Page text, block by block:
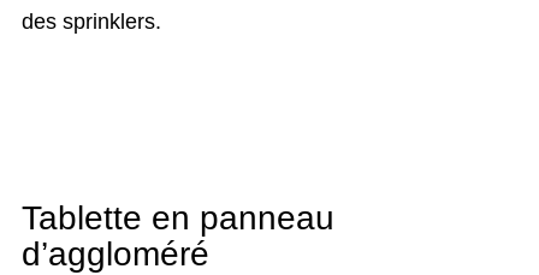
des sprinklers.
Tablette en panneau
d’aggloméré